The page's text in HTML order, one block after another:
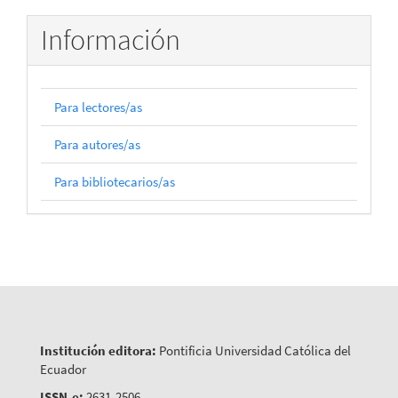
Información
Para lectores/as
Para autores/as
Para bibliotecarios/as
Institución editora: Pontificia Universidad Católica del
Ecuador